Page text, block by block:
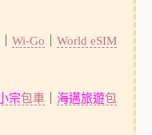
｜ Wi-Go World eSIM
宗包車｜ 海邁旅遊包